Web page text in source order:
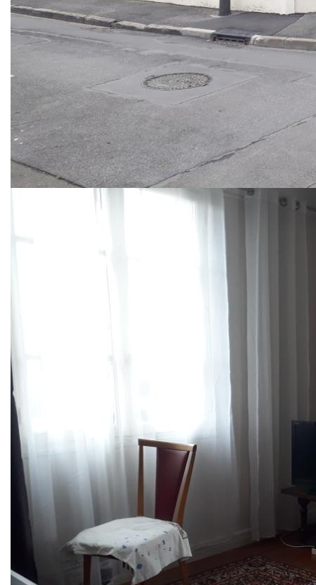
Maison de 4 pièces édifiée sur une parcelle de 212 m² dans
le secteur du VAL NOTRE DAME proche des commerces,
écoles et transports.
Offrant au rez-de-chaussée : une entrée, un séjour,
2 chambres, une cuisine indépendante et des WC.
A l'étage les combles sont aménagées offrant un espace
supplémentairement et laissant libre cours à votre
imagination.
Vous disposerez également d'un sous-sol total avec un
garage.
Maison à visiter rapidement !!!
nouvelles mesures prises contre la COVID-19, nous
informons notre aimable clientèle que les visites physiques
Nous mettons également en place des visites en live*, qui
- Prise de rendez-vous pour la visite live via Whatsapp /
Facetime ou tout autre support
Contactez-nous au 01.30.25.04.02, notre équipe sera ravie
de vous répondre et de vous accompagner dans votre
projet, du lundi au samedi de 9h00 à 19h00.
*visites en direct et non vidéos préenregistrées
Nos honoraires Nous contacter